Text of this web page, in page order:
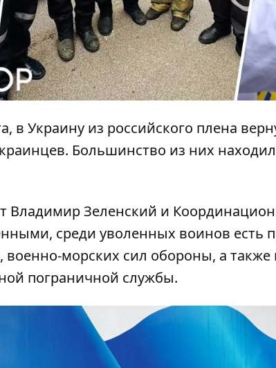
в Украину из российского плена
Большинство из них
Владимир Зеленский и
среди уволенных воинов есть
морских сил обороны, а
пограничной службы.